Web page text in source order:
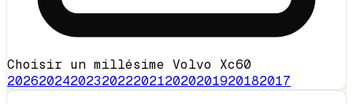
Choisir un millésime Volvo Xc60
202620242023202220212020201920182017